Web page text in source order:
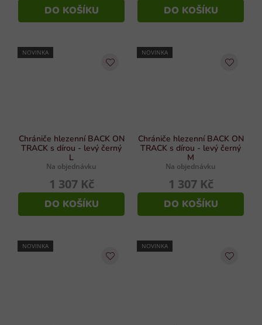
DO KOŠÍKU DO KOŠÍKU
NOVINKA
Chrániče hlezenní BACK ON
TRACK s dírou - levý černý
L
Na objednávku
1 307 Kč
DO KOŠÍKU
NOVINKA
Chrániče hlezenní BACK ON
TRACK s dírou - levý černý
M
Na objednávku
1 307 Kč
DO KOŠÍKU
NOVINKA NOVINKA